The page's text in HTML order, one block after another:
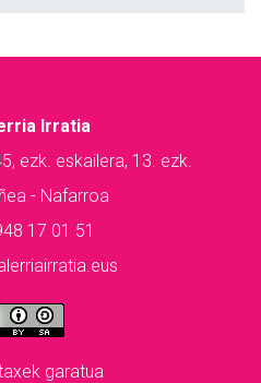
Irratia
ezk. eskailera, 13. ezk.
- Nafarroa
17 01 51
garatua